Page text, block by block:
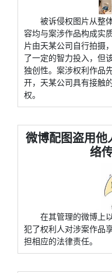
被诉侵权图片从整
容均与案涉作品构成实
片由天某公司自行拍摄
了一定的智力投入，但
独创性。案涉权利作品
开，天某公司具有接触
权。
微博配图盗用他
络
在其管理的微博上
犯了权利人对涉案作品
担相应的法律责任。